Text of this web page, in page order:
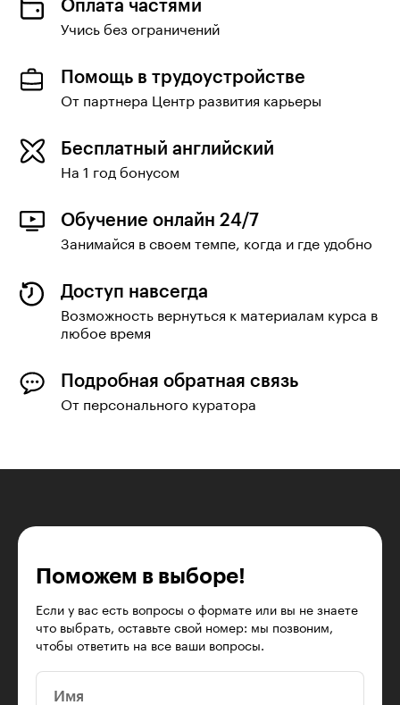
Оплата частями
Учись без ограничений
Помощь в трудоустройстве
От партнера Центр развития карьеры
Бесплатный английский
На 1 год бонусом
Обучение онлайн 24/7
Занимайся в своем темпе, когда и где удобно
Доступ навсегда
Возможность вернуться к материалам курса в
любое время
Подробная обратная связь
От персонального куратора
Поможем в выборе!
Если у вас есть вопросы о формате или вы не знаете
что выбрать, оставьте свой номер: мы позвоним,
чтобы ответить на все ваши вопросы.
Имя